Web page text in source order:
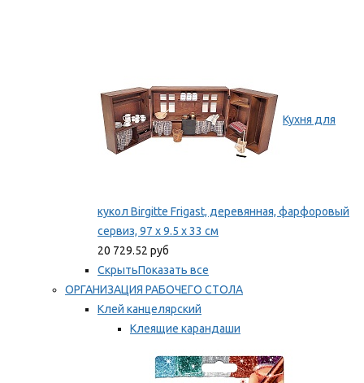
Кухня для
кукол Birgitte Frigast, деревянная, фарфоровый
сервиз, 97 x 9.5 x 33 см
20 729.52 руб
СкрытьПоказать все
ОРГАНИЗАЦИЯ РАБОЧЕГО СТОЛА
Клей канцелярский
Клеящие карандаши
Мы рекомендуем